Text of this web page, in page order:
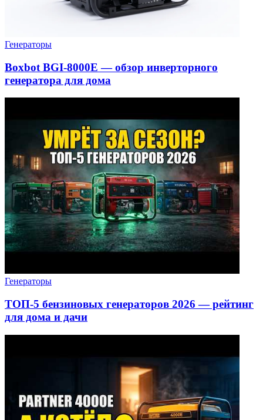
Генераторы
Boxbot BGI-8000E — обзор инверторного
генератора для дома
Генераторы
ТОП-5 бензиновых генераторов 2026 — рейтинг
для дома и дачи